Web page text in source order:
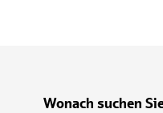
Wonach suchen